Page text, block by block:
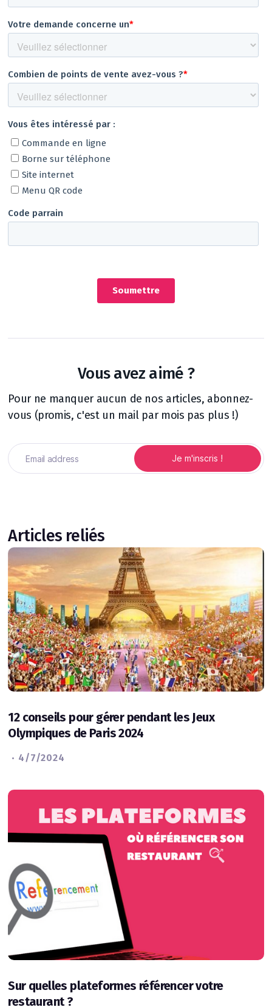
Vous avez aimé ?
Pour ne manquer aucun de nos articles, abonnez-
vous (promis, c'est un mail par mois pas plus !)
Articles reliés
12 conseils pour gérer pendant les Jeux
Olympiques de Paris 2024
· 4/7/2024
Sur quelles plateformes référencer votre
restaurant ?